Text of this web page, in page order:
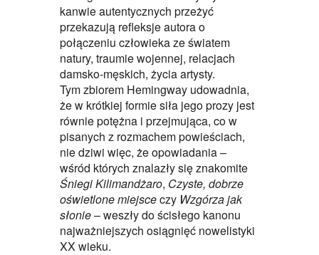
kanwie autentycznych przeżyć
przekazują refleksje autora o
połączeniu człowieka ze światem
natury, traumie wojennej, relacjach
damsko-męskich, życia artysty.
Tym zbiorem Hemingway udowadnia,
że w krótkiej formie siła jego prozy jest
równie potężna i przejmująca, co w
pisanych z rozmachem powieściach,
nie dziwi więc, że opowiadania –
wśród których znalazły się znakomite
Śniegi Kilimandżaro, Czyste, dobrze
oświetlone miejsceczy Wzgórza jak
słonie– weszły do ścisłego kanonu
najważniejszych osiągnięć nowelistyki
XX wieku.